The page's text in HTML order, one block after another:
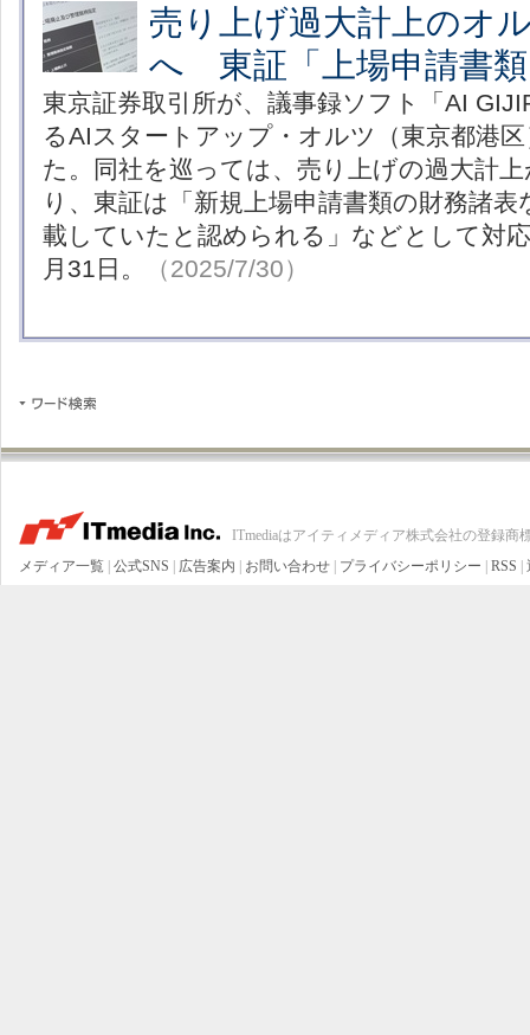
売り上げ過大計上のオ
へ 東証「上場申請書
東京証券取引所が、議事録ソフト「AI
るAIスタートアップ・オルツ（東京都港
た。同社を巡っては、売り上げの過大計
り、東証は「新規上場申請書類の財務諸
載していたと認められる」などとして対
月31日。
（2025/7/30）
ITmediaはアイティメディア株式会社の登録商
メディア一覧 | 公式SNS | 広告案内 | お問い合わせ | プライバシーポリシー | RSS |